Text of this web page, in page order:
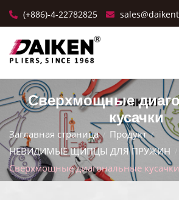
(+886)-4-22782825
Сверхмощные
кусачки
Заглавная страница
Продукт
НЕВИДИМЫЕ ЩИПЦЫ ДЛЯ ПРУЖИН
Сверхмощные диагональные кусачки